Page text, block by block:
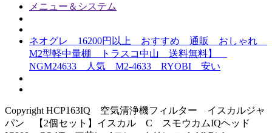
メニュー＆システム
ネオグレ 16200円以上 おすすめ 通販 おしゃれ
M2型軽中量棚 トラスコ中山 送料無料】
NGM24633 人気 M2-4633 RYOBI 安い
Copyright HCP163IQ 空気清浄機フィルター イスカルジャ
パン 【2個セット】イスカル C スモウカムIQヘッド